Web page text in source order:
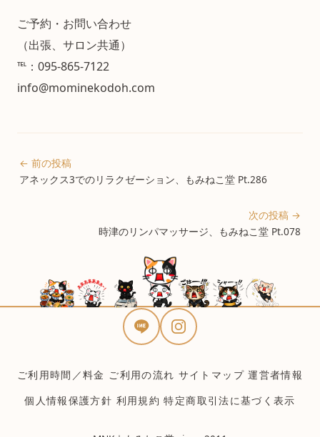
ご予約・お問い合わせ
（出張、サロン共通）
℡：095-865-7122
info@mominekodoh.com
← 前の投稿
アネックス3でのリラクゼーション、もみねこ堂 Pt.286
次の投稿 →
時津のリンパマッサージ、もみねこ堂 Pt.078
ご利用時間／料金 ご利用の流れ サイトマップ 運営者情報
個人情報保護方針 利用規約 特定商取引法に基づく表示